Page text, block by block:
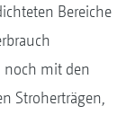
Bereiche
noch mit den
Stroherträgen,